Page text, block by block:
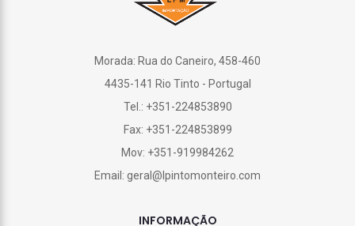
Morada: Rua do Caneiro, 458-460
4435-141 Rio Tinto - Portugal
Tel.: +351-224853890
Fax: +351-224853899
Mov: +351-919984262
Email: geral@lpintomonteiro.com
INFORMAÇÃO